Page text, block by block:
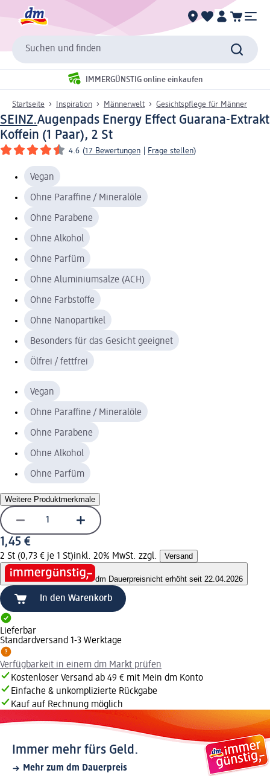
Suchen und finden
IMMERGÜNSTIG online einkaufen
Startseite Inspiration Männerwelt Gesichtspflege für Männer
SEINZ.Augenpads Energy Effect Guarana-Extrakt
Koffein (1 Paar), 2 St
4.6 (17 Bewertungen Frage stellen)
Vegan
Ohne Paraffine / Mineralöle
Ohne Parabene
Ohne Alkohol
Ohne Parfüm
Ohne Aluminiumsalze (ACH)
Ohne Farbstoffe
Ohne Nanopartikel
Besonders für das Gesicht geeignet
Ölfrei / fettfrei
Vegan
Ohne Paraffine / Mineralöle
Ohne Parabene
Ohne Alkohol
Ohne Parfüm
Weitere Produktmerkmale
1,45 €
2 St (0,73 € je 1 St)inkl. 20% MwSt. zzgl. Versand
dm Dauerpreisnicht erhöht seit 22.04.2026
In den Warenkorb
Lieferbar
Standardversand 1-3 Werktage
Verfügbarkeit in einem dm Markt prüfen
Kostenloser Versand ab 49 € mit Mein dm Konto
Einfache & unkomplizierte Rückgabe
Kauf auf Rechnung möglich
Immer mehr fürs Geld.
Mehr zum dm Dauerpreis